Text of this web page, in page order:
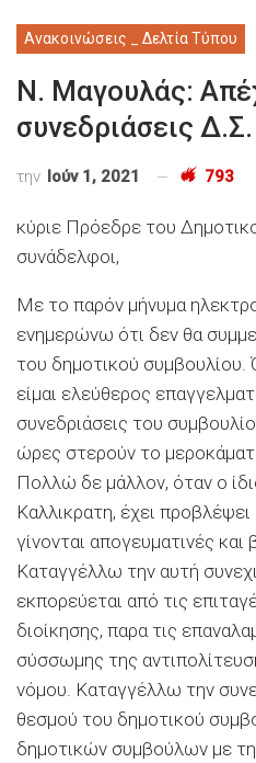
Ανακοινώσεις _ Δελτία Τύπου
Ν. Μαγουλάς:
συνεδριάσεις Δ.Σ.
την Ιούν 1, 2021 793
κύριε Πρόεδρε του
συνάδελφοι,
Με το παρόν μήνυμα
ενημερώνω ότι δεν θα
του δημοτικού συμβουλίου.
είμαι ελεύθερος
συνεδριάσεις του
ώρες στερούν το
Πολλώ δε μάλλον, όταν ο
Καλλικρατη, έχει προβλέψει
γίνονται απογευματινές και
Καταγγέλλω την αυτή
εκπορεύεται από τις
διοίκησης, παρα τις
σύσσωμης της
νόμου. Καταγγέλλω την
θεσμού του δημοτικού
δημοτικών συμβούλων με